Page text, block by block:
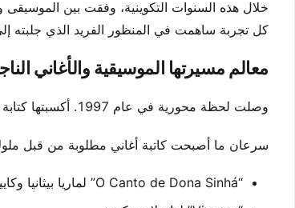
خلال هذه السنوات التكوينية، وفقت بين الموسيقى
كل تجربة ساهمت في المنظور الفريد الذي جلبته
معالم مسيرتها الموسيقية والأغاني
وصلت لحظة محورية في عام 1997. أكسبتها كتابة الأغاني المشتركة ترشيحًا لجائزة غرامي لاتينية. هذا أعد المسرح لمسيرة رائعة.
سرعان ما أصبحت كاتبة أغاني مطلوبة من قبل
“O Canto de Dona Sinhá” لماريا بيثانيا وكاييتانو فيلوزو